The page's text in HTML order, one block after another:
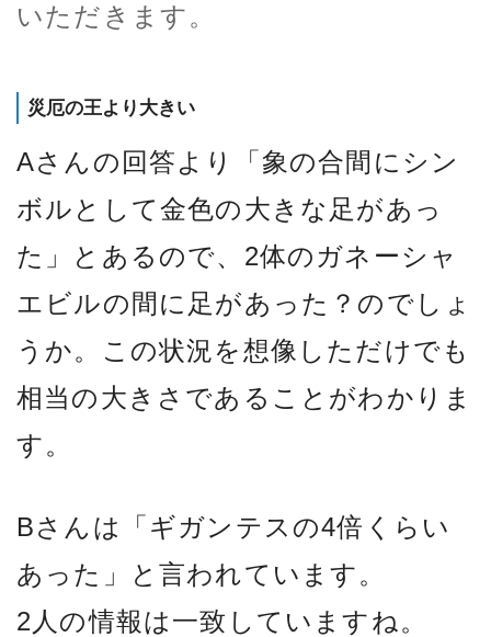
いただきます。
災厄の王より大きい
Aさんの回答より「象の合間にシン
ボルとして金色の大きな足があっ
た」とあるので、2体のガネーシャ
エビルの間に足があった？のでしょ
うか。この状況を想像しただけでも
相当の大きさであることがわかりま
す。
Bさんは「ギガンテスの4倍くらい
あった」と言われています。
2人の情報は一致していますね。